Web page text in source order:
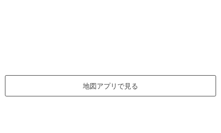
地図アプリで見る